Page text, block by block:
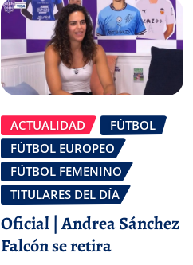
ACTUALIDAD
FÚTBOL
FÚTBOL EUROPEO
FÚTBOL FEMENINO
TITULARES DEL DÍA
Oficial | Andrea Sánchez
Falcón se retira